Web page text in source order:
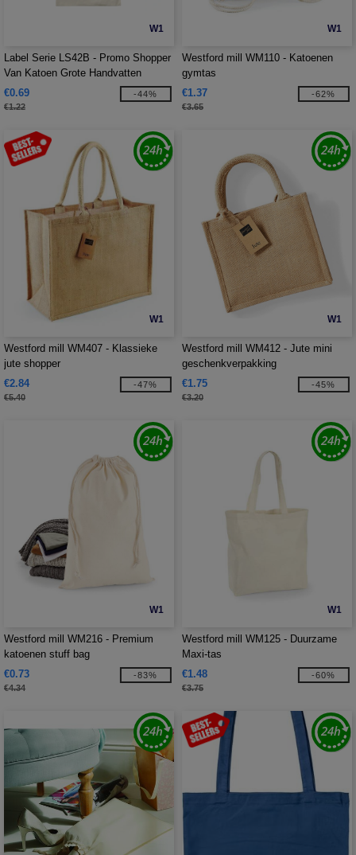
W1
Label Serie LS42B - Promo Shopper
Van Katoen Grote Handvatten
€0.69
€1.22
-44%
W1
Westford mill WM110 - Katoenen
gymtas
€1.37
€3.65
-62%
W1
Westford mill WM407 - Klassieke
jute shopper
€2.84
€5.40
-47%
W1
Westford mill WM412 - Jute mini
geschenkverpakking
€1.75
€3.20
-45%
W1
Westford mill WM216 - Premium
katoenen stuff bag
€0.73
€4.34
-83%
W1
Westford mill WM125 - Duurzame
Maxi-tas
€1.48
€3.75
-60%